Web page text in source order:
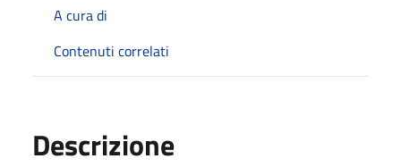
A cura di
Contenuti correlati
Descrizione